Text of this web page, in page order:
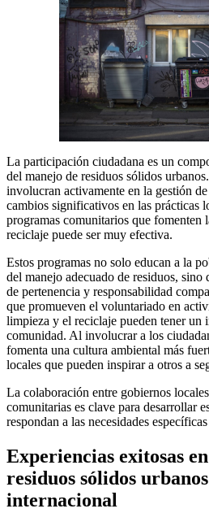
La participación ciudadana es un
del manejo de residuos sólidos
involucran activamente en la gestión de
cambios significativos en las prácticas
programas comunitarios que fomenten
reciclaje puede ser muy efectiva.
Estos programas no solo educan a la
del manejo adecuado de residuos, sino
de pertenencia y responsabilidad
que promueven el voluntariado en
limpieza y el reciclaje pueden tener un
comunidad. Al involucrar a los
fomenta una cultura ambiental más
locales que pueden inspirar a otros a
La colaboración entre gobiernos
comunitarias es clave para desarrollar
respondan a las necesidades
Experiencias exitosas
residuos sólidos
internacional